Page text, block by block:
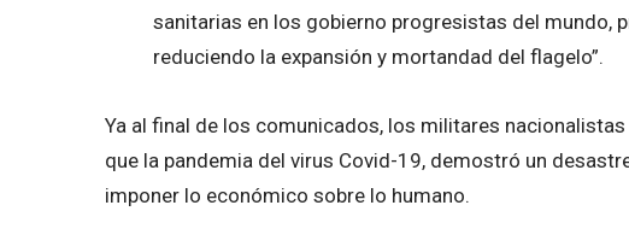
sanitarias en los gobierno progresistas del mundo,
reduciendo la expansión y mortandad del flagelo”.
Ya al final de los comunicados, los militares
que la pandemia del virus Covid-19, demostró un
imponer lo económico sobre lo humano.